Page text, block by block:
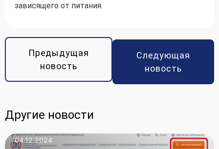
зависящего от питания.
Предыдущая
новость
Следующая
новость
Другие новости
04.12.2024